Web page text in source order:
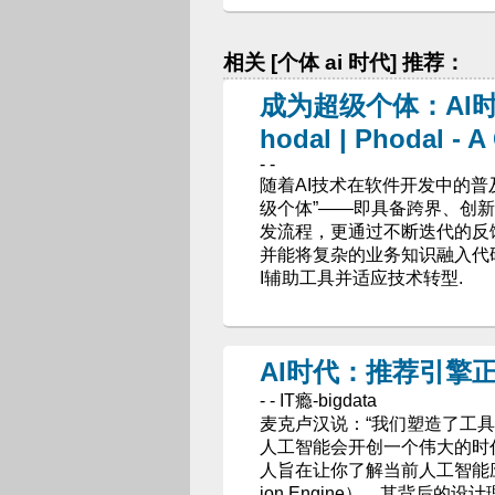
相关 [个体 ai 时代] 推荐：
成为超级个体：AI
hodal | Phodal -
- -
随着AI技术在软件开发中的
级个体”——即具备跨界、创
发流程，更通过不断迭代的
并能将复杂的业务知识融入
I辅助工具并适应技术转型.
AI时代：推荐引擎
- - IT瘾-bigdata
麦克卢汉说：“我们塑造了工
人工智能会开创一个伟大的
人旨在让你了解当前人工智